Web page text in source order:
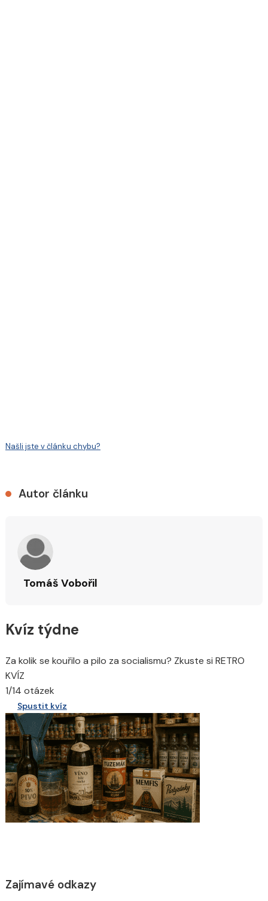
Našli jste v článku chybu?
Autor článku
Tomáš Vobořil
Kvíz týdne
Za kolik se kouřilo a pilo za socialismu? Zkuste si RETRO
KVÍZ
1/14 otázek
Spustit kvíz
Zajímavé odkazy